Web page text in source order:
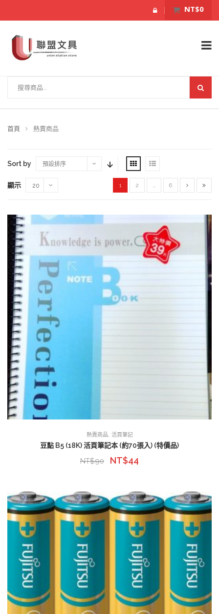
NT$0
首頁 熱賣商品
Sort by 預設排序
顯示 20 1 2 … 6
熱賣商品 活頁筆記
豆點 B5 (18K) 活頁筆記本 (約70張入) (特價品)
NT$90 NT$44